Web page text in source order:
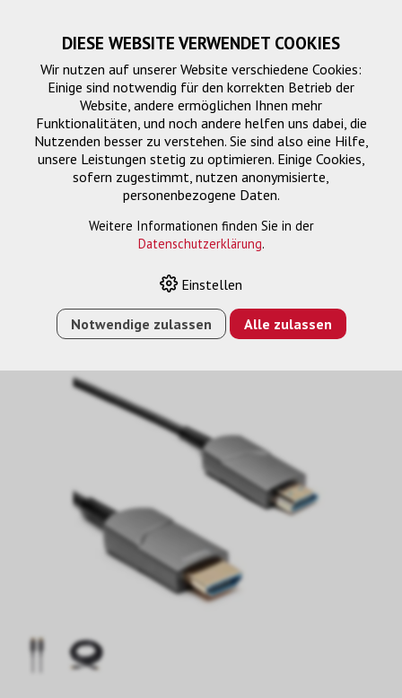
Glasfaser HDMI-HDMI
SIGNALMANAGEMENT
ANSCHLUSSKABEL › GLASFASER HDMI-HDMI ›
OPTISCHES HDMI 8K KABEL 5M
DIESE WEBSITE VERWENDET COOKIES
Wir nutzen auf unserer Website verschiedene Cookies:
Einige sind notwendig für den korrekten Betrieb der
Website, andere ermöglichen Ihnen mehr
Funktionalitäten, und noch andere helfen uns dabei, die
Nutzenden besser zu verstehen. Sie sind also eine Hilfe,
unsere Leistungen stetig zu optimieren. Einige Cookies,
sofern zugestimmt, nutzen anonymisierte,
personenbezogene Daten.
Weitere Informationen finden Sie in der
Datenschutzerklärung.
Einstellen
Notwendige zulassen Alle zulassen